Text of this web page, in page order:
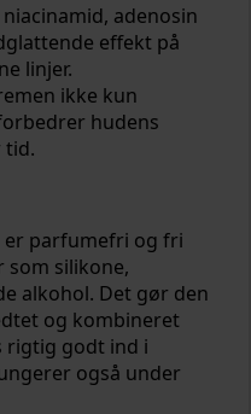
adenosin
effekt på
linjer.
ikke kun
hudens
tid.
er parfumefri og fri
silikone,
alkohol. Det gør den
og kombineret
rigtig godt ind i
også under